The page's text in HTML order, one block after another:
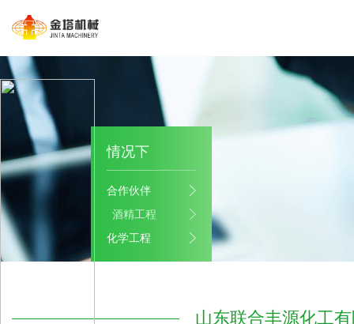
情况下
合作伙伴
酒精工程
化学工程
山东联合丰源化工